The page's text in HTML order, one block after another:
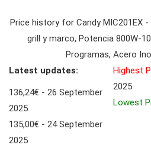
Price history for Candy MIC201EX
grill y marco, Potencia 800W-
Programas, Acero
Latest updates:
136,24€ - 26 September
2025
135,00€ - 24 September
2025
Highest
2025
Lowest